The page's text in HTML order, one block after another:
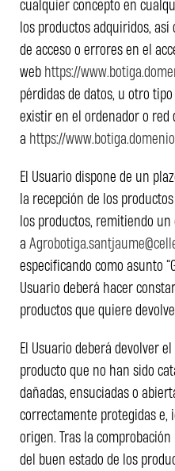
cualquier concepto en
los productos adquiridos,
de acceso o errores en el
web https://
pérdidas de datos, u otro
existir en el ordenador o red
a https://
El Usuario dispone de un
la recepción de los
los productos, remitiendo
a
especificando como asunto
Usuario deberá hacer
productos que quiere
El Usuario deberá devolver
producto que no han sido
dañadas, ensuciadas o
correctamente protegidas e,
origen. Tras la comprobación
del buen estado de los